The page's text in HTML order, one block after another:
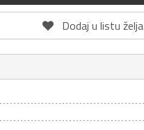
Dodaj u listu želja